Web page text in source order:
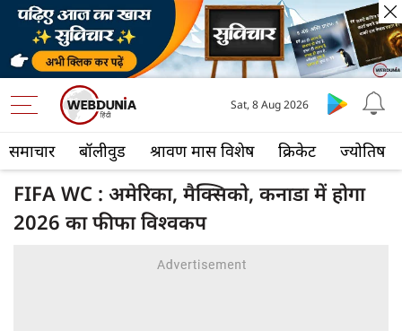
समाचार बॉलीवुड श्रावण मास विशेष क्रिकेट ज्योतिष
Sat, 8 Aug 2026
FIFA WC : अमेरिका, मैक्सिको, कनाडा में होगा
2026 का फीफा विश्वकप